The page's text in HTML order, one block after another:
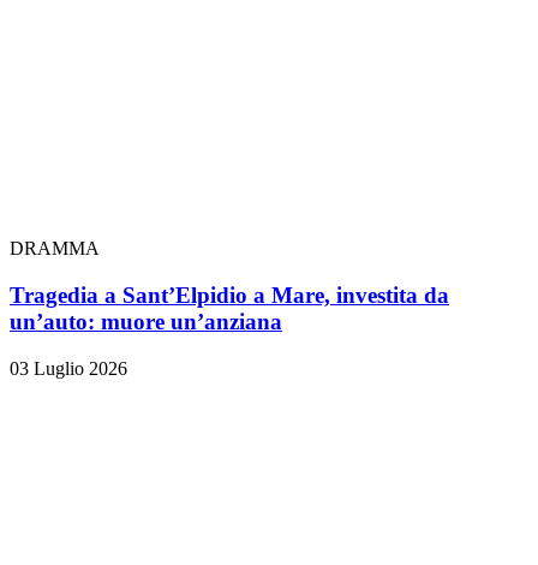
DRAMMA
Tragedia a Sant’Elpidio a Mare, investita da
un’auto: muore un’anziana
03 Luglio 2026